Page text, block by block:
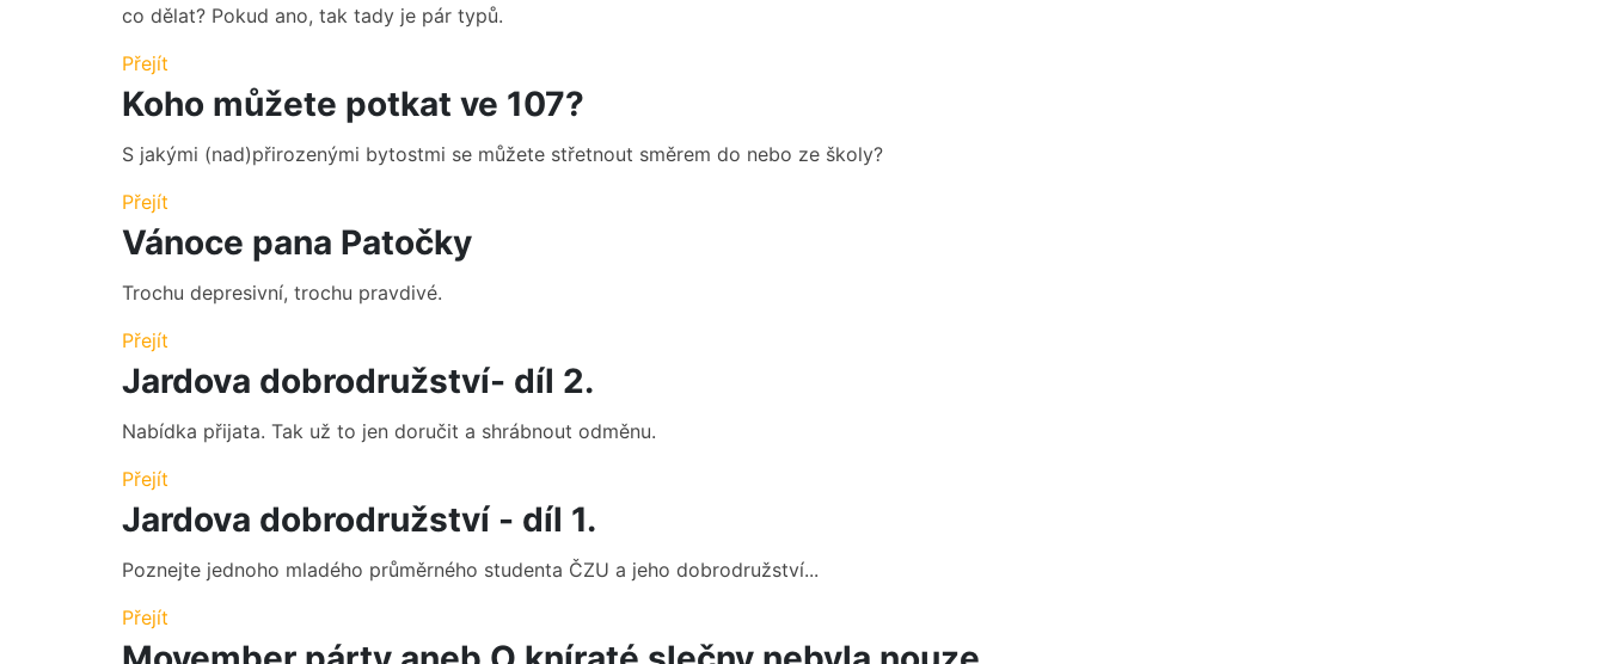
co dělat? Pokud ano, tak tady je pár typů.
Přejít
Koho můžete potkat ve 107?
S jakými (nad)přirozenými bytostmi se můžete střetnout směrem do nebo ze školy?
Přejít
Vánoce pana Patočky
Trochu depresivní, trochu pravdivé.
Přejít
Jardova dobrodružství- díl 2.
Nabídka přijata. Tak už to jen doručit a shrábnout odměnu.
Přejít
Jardova dobrodružství - díl 1.
Poznejte jednoho mladého průměrného studenta ČZU a jeho dobrodružství...
Přejít